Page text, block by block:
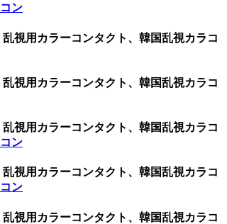
ン
視用カラーコンタクト、韓国乱視カラコ
視用カラーコンタクト、韓国乱視カラコ
視用カラーコンタクト、韓国乱視カラコ
ン
視用カラーコンタクト、韓国乱視カラコ
ン
視用カラーコンタクト、韓国乱視カラコ